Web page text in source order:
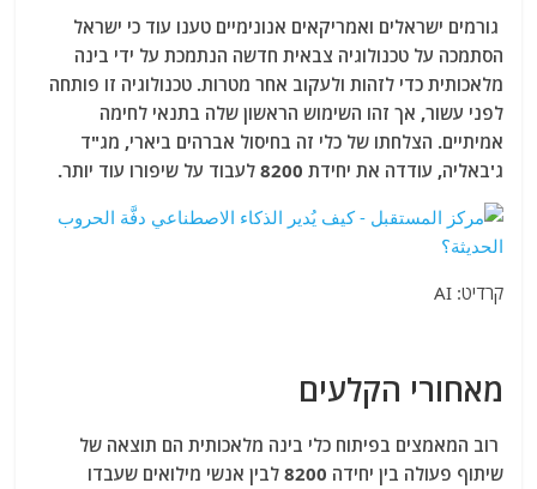
גורמים ישראלים ואמריקאים אנונימיים טענו עוד כי ישראל
הסתמכה על טכנולוגיה צבאית חדשה הנתמכת על ידי בינה
מלאכותית כדי לזהות ולעקוב אחר מטרות. טכנולוגיה זו פותחה
לפני עשור, אך זהו השימוש הראשון שלה בתנאי לחימה
אמיתיים. הצלחתו של כלי זה בחיסול אברהים ביארי, מג"ד
ג'באליה, עודדה את יחידת 8200 לעבוד על שיפורו עוד יותר.
קרדיט: AI
מאחורי הקלעים
רוב המאמצים בפיתוח כלי בינה מלאכותית הם תוצאה של
שיתוף פעולה בין יחידה 8200 לבין אנשי מילואים שעבדו